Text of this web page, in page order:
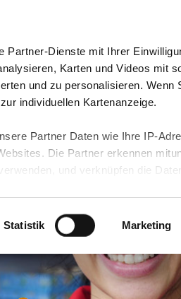
Partner-Dienste mit Ihrer
Karten und Videos mit
und zu personalisieren. Wenn
individuellen Kartenanzeige.
Partner Daten wie Ihre IP-
Die Partner erkennen
und verknüpfen die Daten
Datenschutzniveau
und in unsererCookie-
aktiviert sind, müssen Sie
Buttons über Ihre Einwilligung für
Statistik Marketing
Freie Jobs & mehr